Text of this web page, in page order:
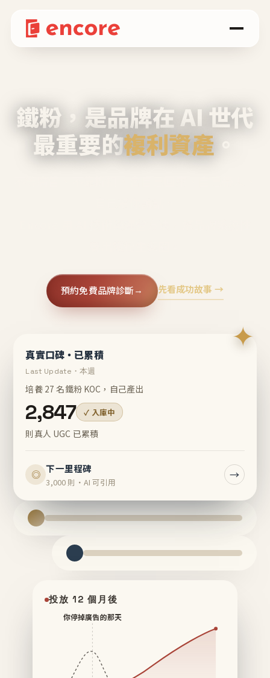
鐵粉，是品牌在 AI 世代
最重要的複利資產 。
預約免費品牌診斷→ 先看成功故事 →
✦
真實口碑・已累積
Last Update・本週
培養 27 名鐵粉 KOC，自己產出
2,847 ✓ 入庫中
則真人 UGC 已累積
◎ 下一里程碑
3,000 則・AI 可引用
→
投放 12 個月後
你停掉廣告的那天